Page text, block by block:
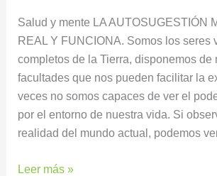
Salud y mente LA AUTOSUGESTIÓN
REAL Y FUNCIONA. Somos los seres
completos de la Tierra, disponemos de
facultades que nos pueden facilitar la
veces no somos capaces de ver el
por el entorno de nuestra vida. Si
realidad del mundo actual, podemos
Leer más »